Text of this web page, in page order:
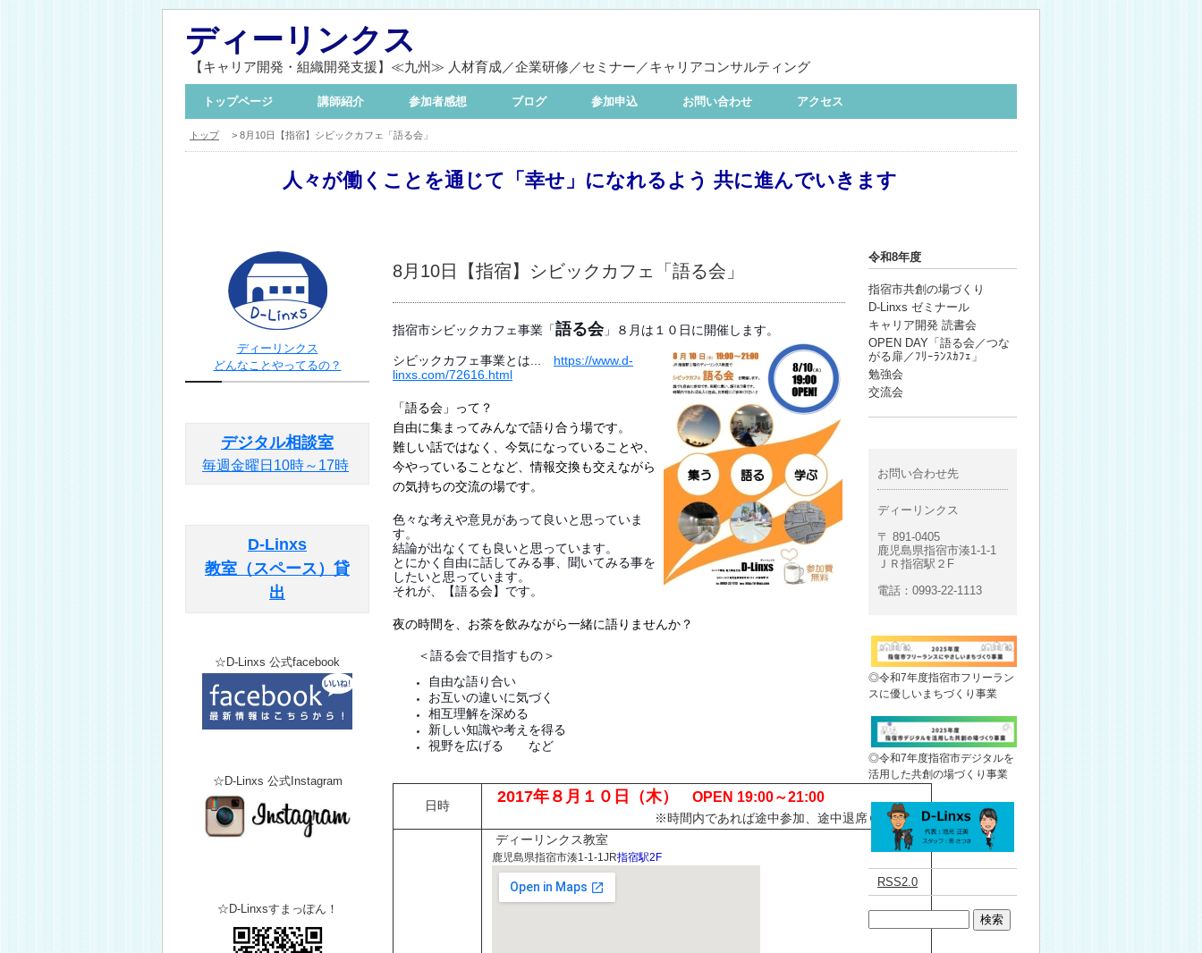
ディーリンクス
【キャリア開発・組織開発支援】≪九州≫ 人材育成／企業研修／セミナー／キャリアコンサルティング
トップページ 講師紹介 参加者感想 ブログ 参加申込 お問い合わせ アクセス
トップ > 8月10日【指宿】シビックカフェ「語る会」
人々が働くことを通じて「幸せ」になれるよう 共に進んでいきます
ディーリンクス
どんなことやってるの？
デジタル相談室
毎週金曜日10時～17時
D-Linxs
教室（スペース）貸
出
☆D-Linxs 公式facebook
☆D-Linxs 公式Instagram
☆D-Linxsすまっぽん！
8月10日【指宿】シビックカフェ「語る会」
指宿市シビックカフェ事業「語る会」８月は１０日に開催します。
シビックカフェ事業とは... https://www.d-
linxs.com/72616.html
「語る会」って？
自由に集まってみんなで語り合う場です。
難しい話ではなく、今気になっていることや、
今やっていることなど、情報交換も交えながら
の気持ちの交流の場です。
色々な考えや意見があって良いと思っていま
す。
結論が出なくても良いと思っています。
とにかく自由に話してみる事、聞いてみる事を
したいと思っています。
それが、【語る会】です。
夜の時間を、お茶を飲みながら一緒に語りませんか？
＜語る会で目指すもの＞
自由な語り合い
お互いの違いに気づく
相互理解を深める
新しい知識や考えを得る
視野を広げる など
日時 2017年８月１０日（木） OPEN 19:00～21:00
※時間内であれば途中参加、途中退席ＯＫです。
ディーリンクス教室
鹿児島県指宿市湊1-1-1JR指宿駅2F
令和8年度
指宿市共創の場づくり
D-Linxs ゼミナール
キャリア開発 読書会
OPEN DAY「語る会／つな
がる扉／ﾌﾘｰﾗﾝｽｶﾌｪ」
勉強会
交流会
お問い合わせ先
ディーリンクス
〒 891-0405
鹿児島県指宿市湊1-1-1
ＪＲ指宿駅２F
電話：0993-22-1113
◎令和7年度指宿市フリーラン
スに優しいまちづくり事業
◎令和7年度指宿市デジタルを
活用した共創の場づくり事業
RSS2.0